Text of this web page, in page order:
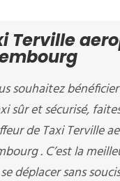
Terville
souhaitez
sûr et sécurisé,
de Taxi Terville
. C’est la
déplacer sans